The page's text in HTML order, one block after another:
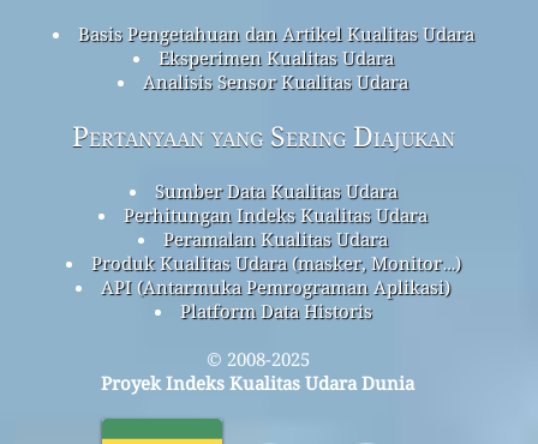
Basis Pengetahuan dan Artikel Kualitas Udara
Eksperimen Kualitas Udara
Analisis Sensor Kualitas Udara
Pertanyaan yang Sering Diajukan
Sumber Data Kualitas Udara
Perhitungan Indeks Kualitas Udara
Peramalan Kualitas Udara
Produk Kualitas Udara (masker, Monitor…)
API (Antarmuka Pemrograman Aplikasi)
Platform Data Historis
© 2008-2025
Proyek Indeks Kualitas Udara Dunia